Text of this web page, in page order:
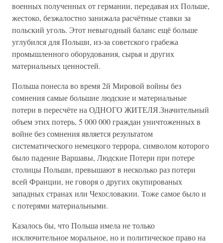
военных полученных от германии, передавая их Польше,
жестоко, безжалостно занижала расчётные ставки за
польский уголь. Этот невыгодный баланс ещё больше
углубился для Польши, из-за советского грабежа
промышленного оборудования, сырья и других
материальных ценностей.
Польша понесла во время 2й Мировой войны без
сомнения самые большие людские и материальные
потери в пересчёте на ОДНОГО ЖИТЕЛЯ.Значительный
объем этих потерь, 5 000 000 граждан уничтоженных в
войне без сомнения является результатом
систематического немецкого террора, символом которого
было падение Варшавы, Людские Потери при потере
столицы Польши, превышают в несколько раз потери
всей Франции, не говоря о других окупированых
западных странах или Чехословакии. Тоже самое было и
с потерями материальными.
Казалось бы, что Польша имела не только
исключительное моральное, но и политическое право на